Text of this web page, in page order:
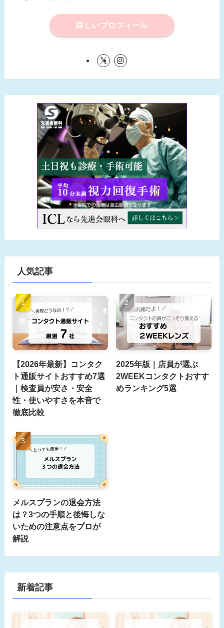
詳しいプロフィール
人気記事
【2026年最新】コンタク
ト通販サイトおすすめ7選
｜検査員が安さ・安全
性・使いやすさを本音で
徹底比較
2025年版｜店員が選ぶ
2WEEKコンタクトおすす
めランキング5選
メルスプランの退会方法
は？3つの手順と後悔しな
いための注意点をプロが
解説
新着記事